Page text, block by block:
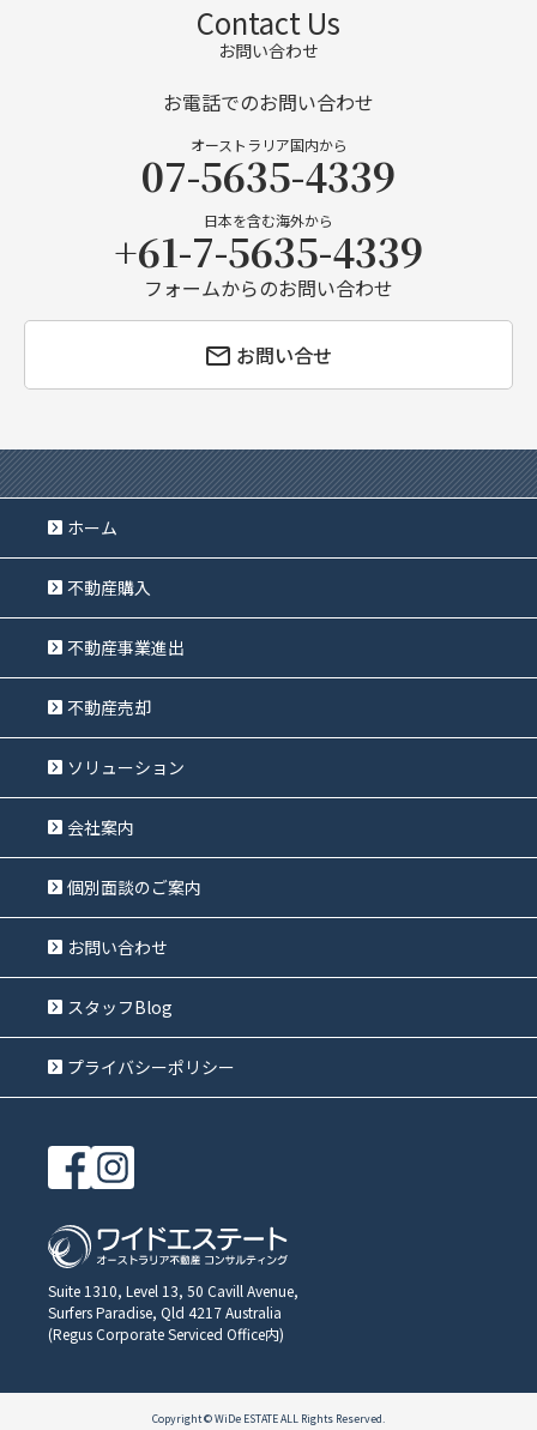
Contact Us
お問い合わせ
お電話でのお問い合わせ
オーストラリア国内から
07-5635-4339
日本を含む海外から
+61-7-5635-4339
フォームからのお問い合わせ
お問い合せ
ホーム
不動産購入
不動産事業進出
不動産売却
ソリューション
会社案内
個別面談のご案内
お問い合わせ
スタッフBlog
プライバシーポリシー
Suite 1310, Level 13, 50 Cavill Avenue,
Surfers Paradise, Qld 4217 Australia
(Regus Corporate Serviced Office内)
Copyright © WiDe ESTATE ALL Rights Reserved.